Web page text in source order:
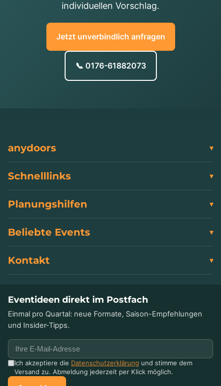
individuellen Vorschlag.
Jetzt unverbindlich anfragen
📞 0176-61882073
anydoors
Schnelllinks
Planungshilfen
Beliebte Events
Kontakt
Eventideen direkt im Postfach
Einmal pro Quartal: neue Formate, Saison-Empfehlungen
und Insider-Tipps.
Ich akzeptiere die Datenschutzerklärung und stimme dem
Versand zu. Abmeldung jederzeit per Klick möglich.